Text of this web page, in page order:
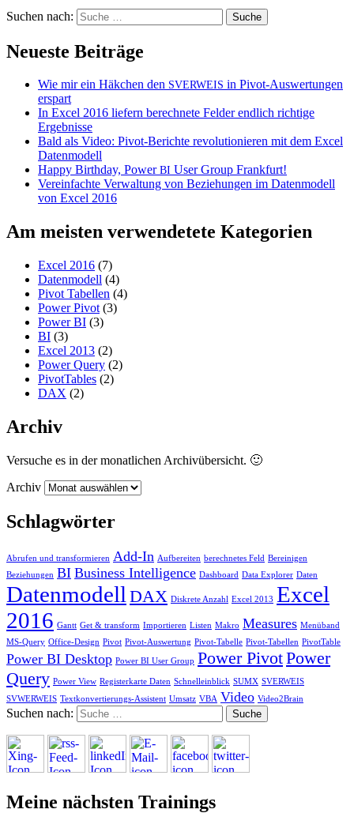
Suchen nach:
Neueste Beiträge
Wie mir ein Häkchen den SVERWEIS in Pivot-Auswertungen
erspart
In Excel 2016 liefern berechnete Felder endlich richtige
Ergebnisse
Bald als Video: Pivot-Berichte revolutionieren mit dem Excel
Datenmodell
Happy Birthday, PowerBI User Group Frankfurt!
Vereinfachte Verwaltung von Beziehungen im Datenmodell
von Excel 2016
Am meisten verwendetete Kategorien
Excel 2016 (7)
Datenmodell (4)
Pivot Tabellen (4)
Power Pivot (3)
Power BI (3)
BI (3)
Excel 2013 (2)
Power Query (2)
PivotTables (2)
DAX (2)
Archiv
Versuche es in der monatlichen Archivübersicht. 🙂
Archiv
Schlagwörter
Abrufen und transformieren Add-In Aufbereiten berechnetes Feld Bereinigen
Beziehungen BI Business Intelligence Dashboard Data Explorer Daten
Datenmodell DAX Diskrete Anzahl Excel 2013 Excel
2016 Gantt Get & transform Importieren Listen Makro Measures Menüband
MS-Query Office-Design Pivot Pivot-Auswertung Pivot-Tabelle Pivot-Tabellen PivotTable
Power BI Desktop Power BI User Group Power PivotPower
Query Power View Registerkarte Daten Schnelleinblick SUMX SVERWEIS
SVWERWEIS Textkonvertierungs-Assistent Umsatz VBA Video Video2Brain
Suchen nach:
Meine nächsten Trainings